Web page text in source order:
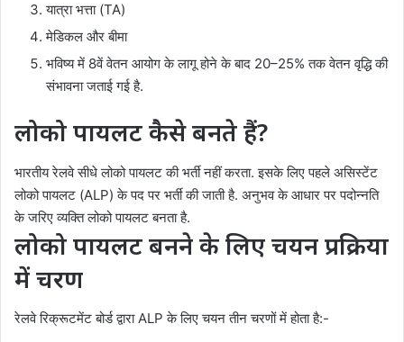
यात्रा भत्ता (TA)
मेडिकल और बीमा
भविष्य में 8वें वेतन आयोग के लागू होने के बाद 20–25% तक वेतन वृद्धि की
संभावना जताई गई है.
लोको पायलट कैसे बनते हैं?
भारतीय रेलवे सीधे लोको पायलट की भर्ती नहीं करता. इसके लिए पहले असिस्टेंट
लोको पायलट (ALP) के पद पर भर्ती की जाती है. अनुभव के आधार पर पदोन्नति
के जरिए व्यक्ति लोको पायलट बनता है.
लोको पायलट बनने के लिए चयन प्रक्रिया
में चरण
रेलवे रिक्रूटमेंट बोर्ड द्वारा ALP के लिए चयन तीन चरणों में होता है:-